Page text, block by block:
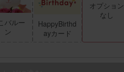
バルー
ン
HappyBirthd
ayカード
オプション
なし